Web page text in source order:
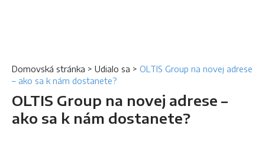
Domovská stránka > Udialo sa > OLTIS Group na novej adrese
– ako sa k nám dostanete?
OLTIS Group na novej adrese –
ako sa k nám dostanete?